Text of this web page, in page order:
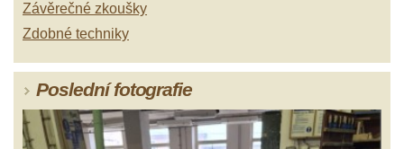
Závěrečné zkoušky
Zdobné techniky
Poslední fotografie